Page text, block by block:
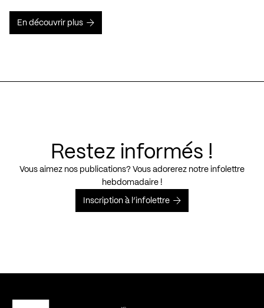
En découvrir plus
Restez informés !
Vous aimez nos publications? Vous adorerez notre infolettre
hebdomadaire !
Inscription à l’infolettre